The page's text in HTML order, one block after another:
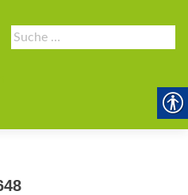
Suche
nach:
NAVIGATION